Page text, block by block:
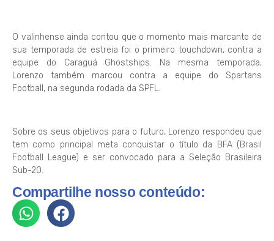
O valinhense ainda contou que o momento mais marcante de
sua temporada de estreia foi o primeiro touchdown, contra a
equipe do Caraguá Ghostships. Na mesma temporada,
Lorenzo também marcou contra a equipe do Spartans
Football, na segunda rodada da SPFL.
Sobre os seus objetivos para o futuro, Lorenzo respondeu que
tem como principal meta conquistar o título da BFA (Brasil
Football League) e ser convocado para a Seleção Brasileira
Sub-20.
Compartilhe nosso conteúdo: